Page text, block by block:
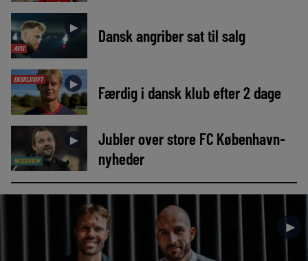
AVIS
► Dansk angriber sat til salg
EKSKLUSIVT ► Færdig i dansk klub efter 2 dage
INTERVIEW
►
Jubler over store FC København-
nyheder
►